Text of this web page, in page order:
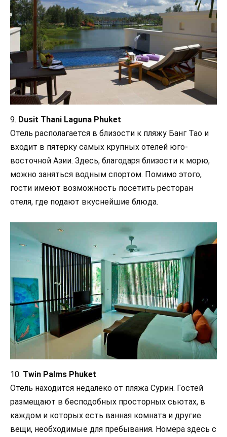
9. Dusit Thani Laguna Phuket
Отель располагается в близости к пляжу Банг Тао и
входит в пятерку самых крупных отелей юго-
восточной Азии. Здесь, благодаря близости к морю,
можно заняться водным спортом. Помимо этого,
гости имеют возможность посетить ресторан
отеля, где подают вкуснейшие блюда.
10. Twin Palms Phuket
Отель находится недалеко от пляжа Сурин. Гостей
размещают в бесподобных просторных сьютах, в
каждом и которых есть ванная комната и другие
вещи, необходимые для пребывания. Номера здесь с